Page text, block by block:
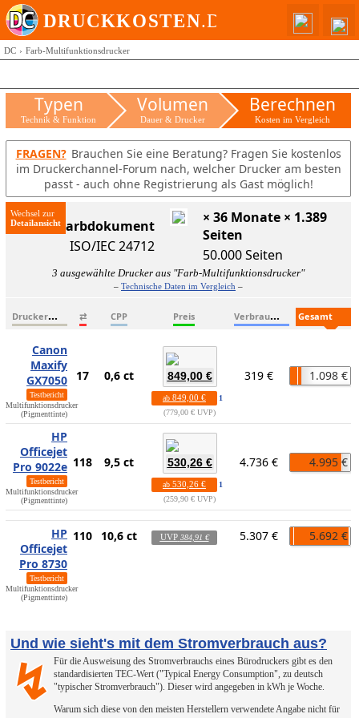
DC Farb-Multifunktionsdrucker
Typen
Technik & Funktion
Volumen
Dauer & Drucker
Berechnen
Kosten im Vergleich
FRAGEN? Brauchen Sie eine Beratung? Fragen Sie kostenlos
im Druckerchannel-Forum nach, welcher Drucker am besten
passt - auch ohne Registrierung als Gast möglich!
Wechsel zur
ISO-Farbdokument
ISO/IEC 24712
× 36 Monate × 1.389
Seiten
50.000 Seiten
3 ausgewählte Drucker aus "Farb-Multifunktionsdrucker"
– Technische Daten im Vergleich –
D
ruckername ⇄ CPP Preis V
erbrauchsmaterialien
Canon
Maxify
GX7050
Testbericht
Multifunktionsdrucker
(Pigmenttinte)
17 0,6 ct 849,00 €
ab 849,00 €
1
779,00 € UVP
319 € 1.098 €
HP
Officejet
Pro 9022e
Testbericht
Multifunktionsdrucker
(Pigmenttinte)
118 9,5 ct 530,26 €
ab 530,26 €
1
259,90 € UVP
4.736 € 4.995 €
HP
Officejet
Pro 8730
Testbericht
Multifunktionsdrucker
(Pigmenttinte)
110 10,6 ct UVP 384,91 € 5.307 € 5.692 €
Und wie sieht's mit dem Stromverbrauch aus?
↯
Für die Ausweisung des Stromverbrauchs eines Bürodruckers gibt es den
standardisierten TEC-Wert ("Typical Energy Consumption", zu deutsch
"typischer Stromverbrauch"). Dieser wird angegeben in kWh je Woche.
Warum sich diese von den meisten Herstellern verwendete Angabe nicht für